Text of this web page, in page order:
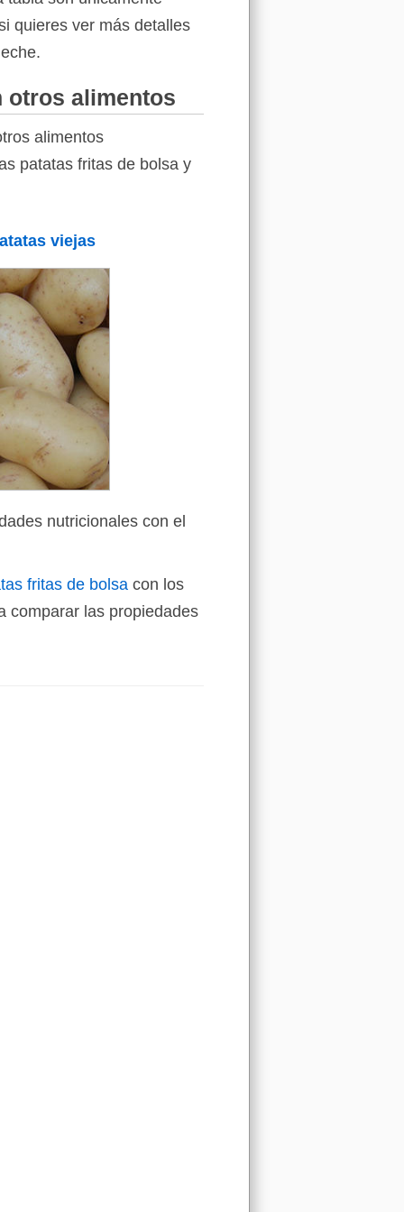
quieres ver más detalles
otros alimentos
alimentos
patatas fritas de bolsa y
viejas
nutricionales con el
fritas de bolsa con los
comparar las propiedades